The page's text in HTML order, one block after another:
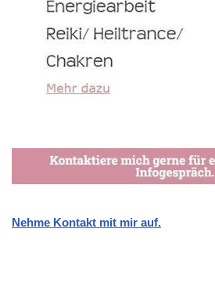
Nehme Kontakt mit mir auf.